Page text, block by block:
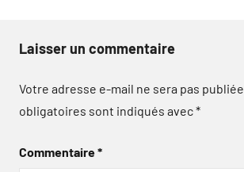
Laisser un commentaire
Votre adresse e-mail ne sera pas publiée.
obligatoires sont indiqués avec*
Commentaire*